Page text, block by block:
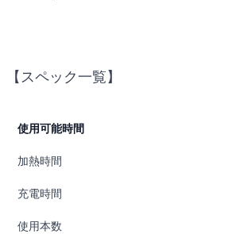
【スペック一覧】
使用可能時間
加熱時間
充電時間
使用本数